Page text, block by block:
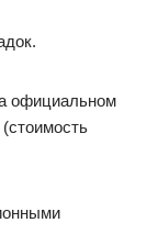
официальном